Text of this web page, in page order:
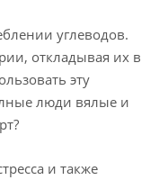
углеводов.
откладывая их в
эту
люди вялые и
и также